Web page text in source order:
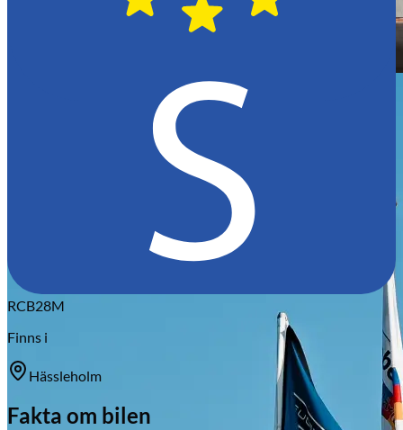
RCB28M
Finns i
Hässleholm
Fakta om bilen